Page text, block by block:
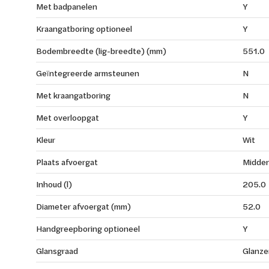
Met badpanelen
Y
Kraangatboring optioneel
Y
Bodembreedte (lig-breedte) (mm)
551.0
Geïntegreerde armsteunen
N
Met kraangatboring
N
Met overloopgat
Y
Kleur
Wit
Plaats afvoergat
Inhoud (l)
205.0
Diameter afvoergat (mm)
52.0
Handgreepboring optioneel
Y
Glansgraad